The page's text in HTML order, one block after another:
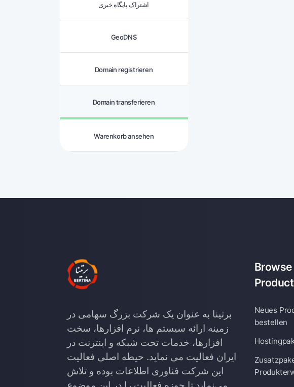
اشتراک پایگاه خبری
GeoDNS
Domain registrieren
Domain transferieren
Warenkorb ansehen
برتینا به عنوان یک شرکت بزرگ سهامی در
زمینه ارائه سیستم ها، نرم افزارها، سخت
افزارها، خدمات تحت شبکه و اینترنت در
ایران فعالیت می نماید. حیطه اصلی فعالیت
این شرکت فناوری اطلاعات بوده و تلاش
Browse
Neues
bestellen